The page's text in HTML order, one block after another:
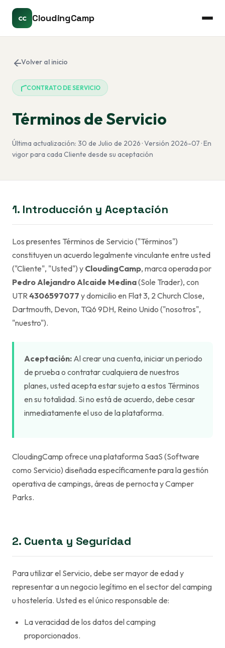
CC CloudingCamp
Volver al inicio
CONTRATO DE SERVICIO
Términos de Servicio
Última actualización: 30 de Julio de 2026 · Versión 2026-07 · En
vigor para cada Cliente desde su aceptación
1. Introducción y Aceptación
Los presentes Términos de Servicio ("Términos")
constituyen un acuerdo legalmente vinculante entre usted
("Cliente", "Usted") y CloudingCamp, marca operada por
Pedro Alejandro Alcaide Medina(Sole Trader), con
UTR4306597077 y domicilio en Flat 3, 2 Church Close,
Dartmouth, Devon, TQ6 9DH, Reino Unido ("nosotros",
"nuestro").
Aceptación: Al crear una cuenta, iniciar un periodo
de prueba o contratar cualquiera de nuestros
planes, usted acepta estar sujeto a estos Términos
en su totalidad. Si no está de acuerdo, debe cesar
inmediatamente el uso de la plataforma.
CloudingCamp ofrece una plataforma SaaS (Software
como Servicio) diseñada específicamente para la gestión
operativa de campings, áreas de pernocta y Camper
Parks.
2. Cuenta y Seguridad
Para utilizar el Servicio, debe ser mayor de edad y
representar a un negocio legítimo en el sector del camping
u hostelería. Usted es el único responsable de:
La veracidad de los datos del camping
proporcionados.